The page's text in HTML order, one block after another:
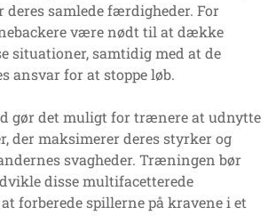
deres samlede færdigheder. For
være nødt til at dække
situationer, samtidig med at de
ansvar for at stoppe løb.
gør det muligt for trænere at udnytte
der maksimerer deres styrker og
svagheder. Træningen bør
disse multifacetterede
forberede spillerne på kravene i et